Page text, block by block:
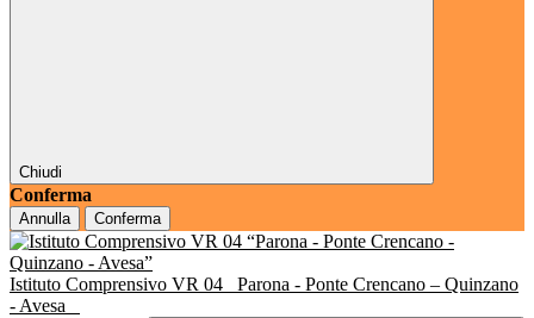
Chiudi
Conferma
Annulla Conferma
Istituto Comprensivo VR 04
Parona - Ponte Crencano – Quinzano
- Avesa